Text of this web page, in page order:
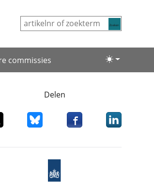
Lichte/
commissies
Delen
dit item op XDeel dit item op Bluesky
Deel dit item op
Deel dit